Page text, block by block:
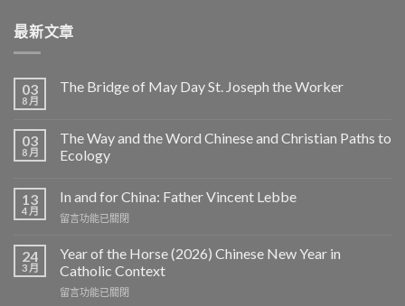
最新文章
03
8 月
The Bridge of May Day St. Joseph the Worker
03
8 月
The Way and the Word Chinese and Christian Paths to
Ecology
13
4 月
In and for China: Father Vincent Lebbe
在
and
China:
Father
留言功能已關閉
24
3 月
Year of the Horse (2026) Chinese New Year in
Catholic Context
在
留言功能已關閉